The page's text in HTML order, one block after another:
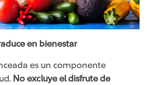
en bienestar
es un componente
No excluye el disfrute de